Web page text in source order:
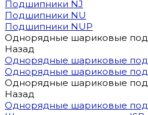
Подшипники NJ
Подшипники NU
Подшипники NUP
Однорядные шариковые
Назад
Однорядные шариковые
Однорядные шариковые
Однорядные шариковые
Назад
Однорядные шариковые